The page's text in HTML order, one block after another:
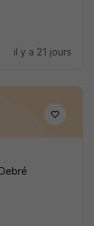
il y a 21 jours